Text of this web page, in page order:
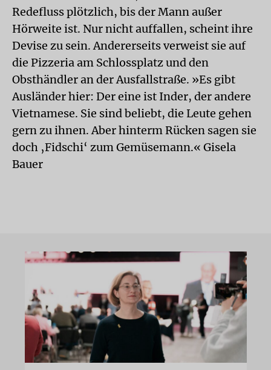
Redefluss plötzlich, bis der Mann außer
Hörweite ist. Nur nicht auffallen, scheint ihre
Devise zu sein. Andererseits verweist sie auf
die Pizzeria am Schlossplatz und den
Obsthändler an der Ausfallstraße. »Es gibt
Ausländer hier: Der eine ist Inder, der andere
Vietnamese. Sie sind beliebt, die Leute gehen
gern zu ihnen. Aber hinterm Rücken sagen sie
doch ‚Fidschi‘ zum Gemüsemann.« Gisela
Bauer